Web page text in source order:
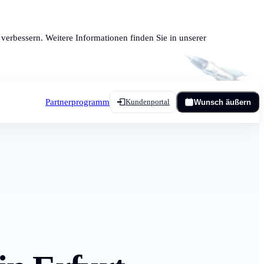
Weitere Informationen finden Sie in unserer
Partnerprogramm Kundenportal Wunsch äußern